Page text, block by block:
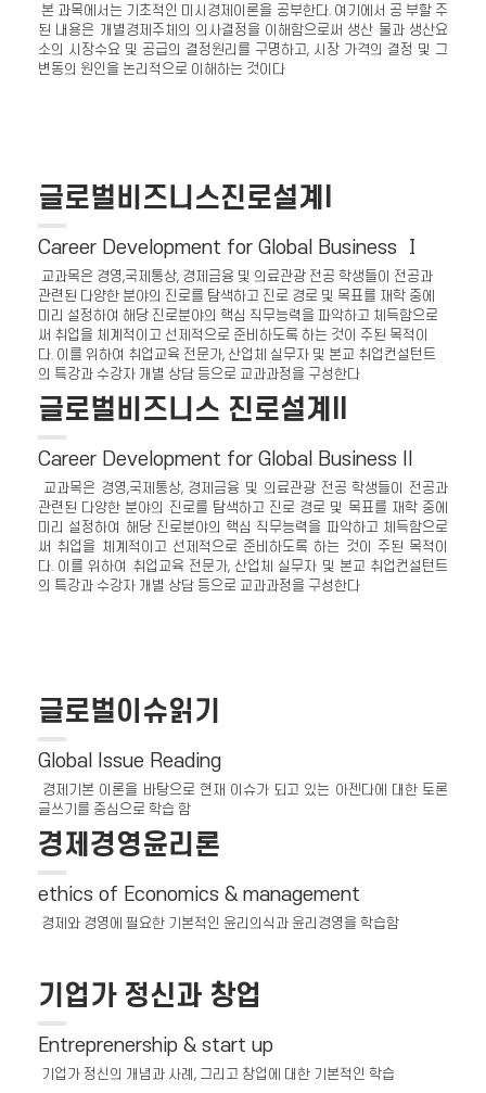
본 과목에서는 기초적인 미시경제이론을 공부한다. 여기에서 공 부할 주
된 내용은 개별경제주체의 의사결정을 이해함으로써 생산 물과 생산요
소의 시장수요 및 공급의 결정원리를 구명하고, 시장 가격의 결정 및 그
변동의 원인을 논리적으로 이해하는 것이다
글로벌비즈니스진로설계I
Career Development for Global Business Ⅰ
교과목은 경영,국제통상, 경제금융 및 의료관광 전공 학생들이 전공과
관련된 다양한 분야의 진로를 탐색하고 진로 경로 및 목표를 재학 중에
미리 설정하여 해당 진로분야의 핵심 직무능력을 파악하고 체득함으로
써 취업을 체계적이고 선제적으로 준비하도록 하는 것이 주된 목적이
다. 이를 위하여 취업교육 전문가, 산업체 실무자 및 본교 취업컨설턴트
의 특강과 수강자 개별 상담 등으로 교과과정을 구성한다
글로벌비즈니스 진로설계II
Career Development for Global Business II
교과목은 경영,국제통상, 경제금융 및 의료관광 전공 학생들이 전공과
관련된 다양한 분야의 진로를 탐색하고 진로 경로 및 목표를 재학 중에
미리 설정하여 해당 진로분야의 핵심 직무능력을 파악하고 체득함으로
써 취업을 체계적이고 선제적으로 준비하도록 하는 것이 주된 목적이
다. 이를 위하여 취업교육 전문가, 산업체 실무자 및 본교 취업컨설턴트
의 특강과 수강자 개별 상담 등으로 교과과정을 구성한다
글로벌이슈읽기
Global Issue Reading
경제기본 이론을 바탕으로 현재 이슈가 되고 있는 아젠다에 대한 토론
글쓰기를 중심으로 학습 함
경제경영윤리론
ethics of Economics & management
경제와 경영에 필요한 기본적인 윤리의식과 윤리경영을 학습함
기업가 정신과 창업
Entreprenership & start up
기업가 정신의 개념과 사례, 그리고 창업에 대한 기본적인 학습